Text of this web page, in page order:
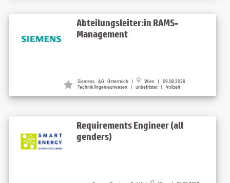
Abteilungsleiter:in RAMS-
Management
Siemens AG Österreich |
Wien | 09.08.2026
Technik/Ingenieurwesen | unbefristet | Vollzeit
Requirements Engineer (all
genders)